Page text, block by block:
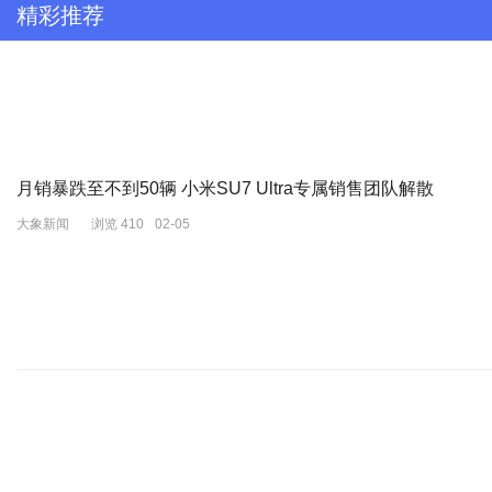
精彩推荐
月销暴跌至不到50辆 小米SU7 Ultra专属销售团队解散
大象新闻 浏览 410 02-05